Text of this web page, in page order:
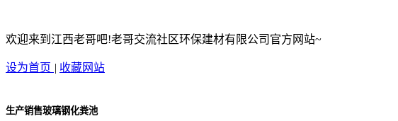
欢迎来到江西老哥吧!老哥交流社区环保建材有限公司官方网站~
设为首页 | 收藏网站
生产销售玻璃钢化粪池